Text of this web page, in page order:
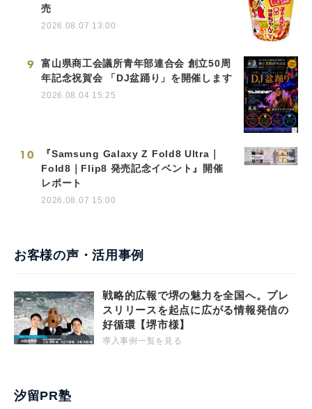
売
2026.08.07 13:00
9
富山県商工会議所青年部連合会 創立50周
年記念祝賀会 「DJ盆踊り」を開催します
2026.08.04 15:25
10
『Samsung Galaxy Z Fold8 Ultra｜
Fold8｜Flip8 発売記念イベント』開催
レポート
2026.08.07 15:00
お客様の声・活用事例
戦略的広報で堺の魅力を全国へ。プレ
スリリースを起点に広がる情報発信の
好循環【堺市様】
導入事例一覧を見る
汐留PR塾